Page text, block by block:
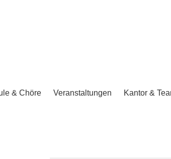
& Chöre Veranstaltungen Kantor &